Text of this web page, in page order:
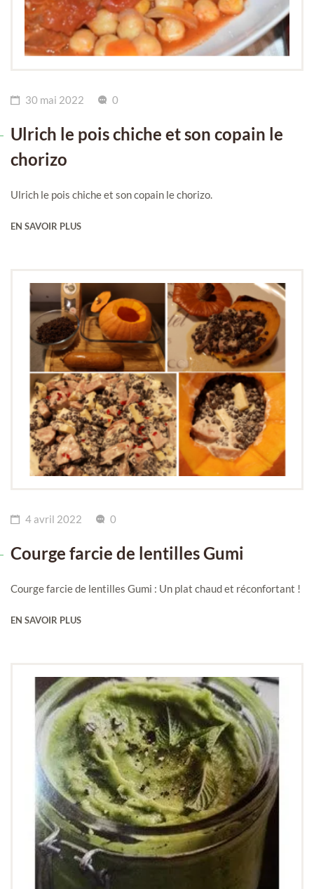
30 mai 2022 0
Ulrich le pois chiche et son copain le
chorizo
Ulrich le pois chiche et son copain le chorizo.
EN SAVOIR PLUS
4 avril 2022 0
Courge farcie de lentilles Gumi
Courge farcie de lentilles Gumi : Un plat chaud et réconfortant !
EN SAVOIR PLUS